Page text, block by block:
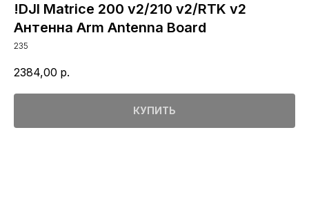
!DJI Matrice 200 v2/210 v2/RTK v2
Антенна Arm Antenna Board
235
2384,00 р.
КУПИТЬ